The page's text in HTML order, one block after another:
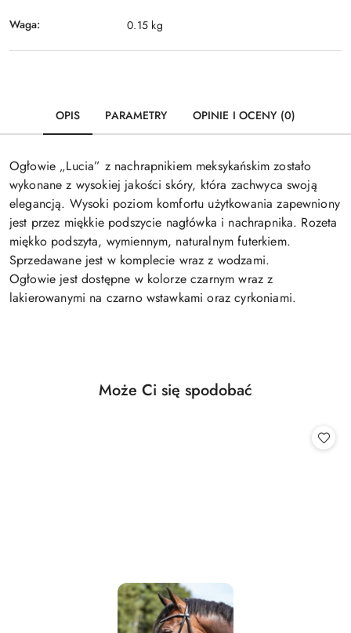
Waga: 0.15 kg
OPIS PARAMETRY OPINIE I OCENY (0)
Ogłowie „Lucia” z nachrapnikiem meksykańskim zostało
wykonane z wysokiej jakości skóry, która zachwyca swoją
elegancją. Wysoki poziom komfortu użytkowania zapewniony
jest przez miękkie podszycie nagłówka i nachrapnika. Rozeta
miękko podszyta, wymiennym, naturalnym futerkiem.
Sprzedawane jest w komplecie wraz z wodzami.
Ogłowie jest dostępne w kolorze czarnym wraz z
lakierowanymi na czarno wstawkami oraz cyrkoniami.
Pomiń karuzelę produktów
Produkty
Może Ci się spodobać